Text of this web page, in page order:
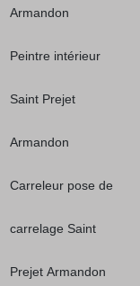
Armandon
Peintre intérieur
Saint Prejet
Armandon
Carreleur pose de
carrelage Saint
Prejet Armandon